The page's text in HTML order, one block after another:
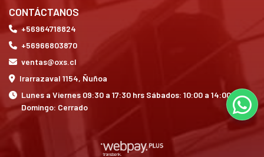
CONTÁCTANOS
+56964718824
+56966803870
ventas@oxs.cl
Irarrazaval 1154, Ñuñoa
Lunes a Viernes 09:30 a 17:30 hrs Sábados: 10:00 a 14:00 hrs
Domingo: Cerrado